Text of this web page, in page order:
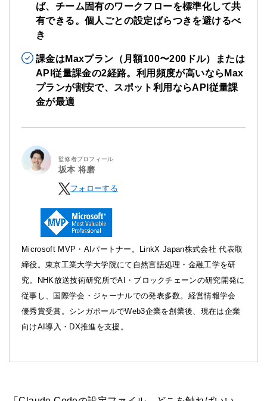
ば、チーム固有のワークフローを標準化して共
有できる。個人ごとの設定ばらつきを避けるべ
き
課金はMaxプラン（月額100〜200ドル）または
API従量課金の2経路。利用頻度が高いならMax
プランが割安で、スポット利用ならAPI従量課
金が最適
監修者プロフィール
坂本 将磨
フォローする
Microsoft MVP・AIパートナー。LinkX Japan株式会社 代表取
締役。東京工業大学大学院にて自然言語処理・金融工学を研
究。NHK放送技術研究所でAI・ブロックチェーンの研究開発に
従事し、国際学会・ジャーナルでの発表多数。経営情報学会
優秀賞受賞。シンガポールでWeb3企業を創業後、現在は企業
向けAI導入・DX推進を支援。